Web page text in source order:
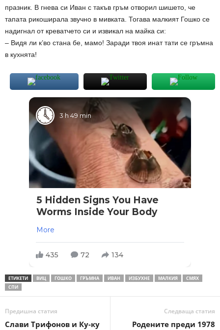
празник. В гнева си Иван с такъв гръм отворил шишето, че
тапата рикоширала звучно в мивката. Тогава малкият Гошко се
надигнал от креватчето си и извикал на майка си:
– Видя ли к’во стана бе, мамо! Заради твоя инат тати се гръмна
в кухнята!
3 h 49 min
5 Hidden Signs You Have
Worms Inside Your Body
More
435 72 134
ЕТИКЕТИ ВИЦ ГОШКО ГРЪМНА ИВАН ИЗБУХНЕ МАЛКИЯ
СМЯХ
СПИ
Предишна статия
Слави Трифонов и Ку-ку
Следваща статия
Родените преди 1978